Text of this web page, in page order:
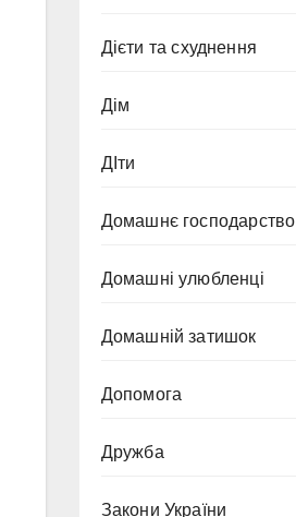
Дієти та схуднення
Дім
ДІти
Домашнє господарство
Домашні улюбленці
Домашній затишок
Допомога
Дружба
Закони України